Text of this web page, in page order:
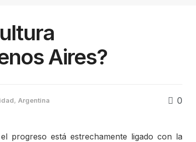
Aires?
, Argentina 0
progreso está estrechamente ligado con la